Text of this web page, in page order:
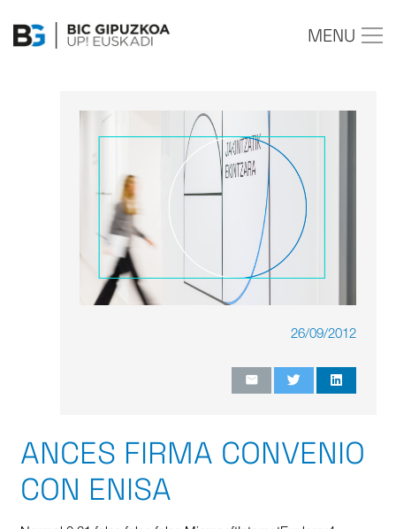
MENU
26/09/2012
ANCES FIRMA CONVENIO
CON ENISA